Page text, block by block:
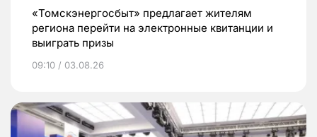
«Томскэнергосбыт» предлагает жителям
региона перейти на электронные квитанции и
выиграть призы
09:10 / 03.08.26